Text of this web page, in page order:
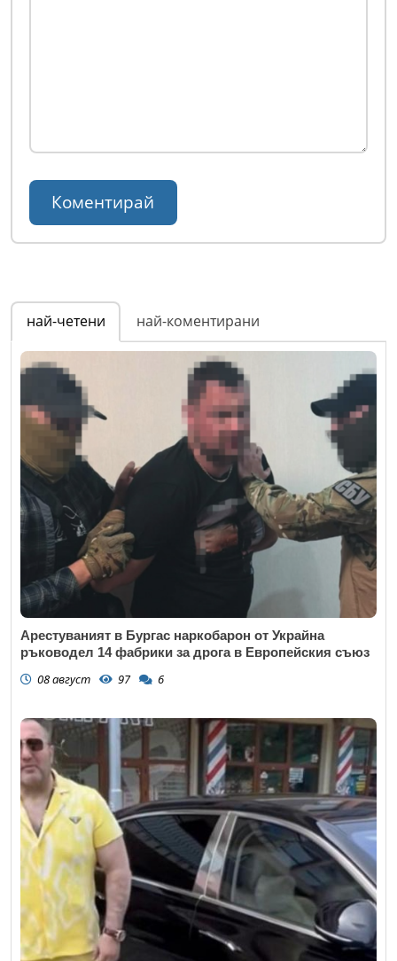
най-четени най-коментирани
Арестуваният в Бургас наркобарон от Украйна
ръководел 14 фабрики за дрога в Европейския съюз
08 август 97 6